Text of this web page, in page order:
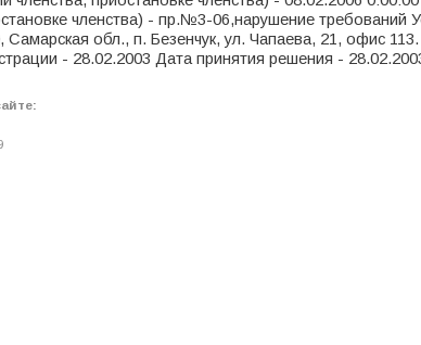
членства) - пр.№3-06,нарушение требований
Самарская обл., п. Безенчук, ул. Чапаева, 21, офис 113.
- 28.02.2003 Дата принятия решения -